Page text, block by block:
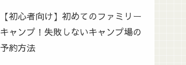
【初心者向け】初めてのファミリー
キャンプ！失敗しないキャンプ場の
予約方法